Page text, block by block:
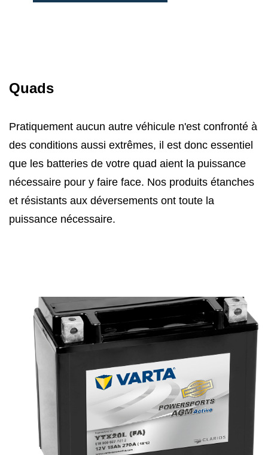
Quads
Pratiquement aucun autre véhicule n'est confronté à
des conditions aussi extrêmes, il est donc essentiel
que les batteries de votre quad aient la puissance
nécessaire pour y faire face. Nos produits étanches
et résistants aux déversements ont toute la
puissance nécessaire.